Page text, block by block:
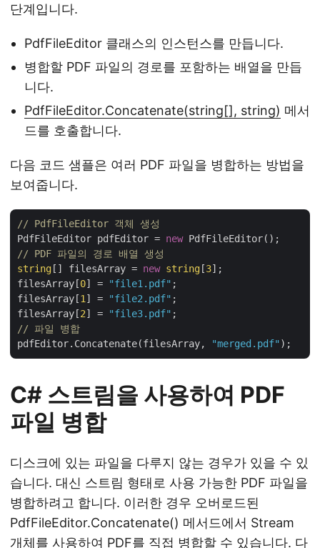
단계입니다.
PdfFileEditor 클래스의 인스턴스를 만듭니다.
병합할 PDF 파일의 경로를 포함하는 배열을 만듭
니다.
PdfFileEditor.Concatenate(string[], string) 메서
드를 호출합니다.
다음 코드 샘플은 여러 PDF 파일을 병합하는 방법을
보여줍니다.
// PdfFileEditor 객체 생성
PdfFileEditor pdfEditor = new
// PDF 파일의 경로 배열 생성
string [] filesArray = new string [3];
filesArray[0] = "file1.pdf" ;
filesArray[1 ] = "file2.pdf" ;
filesArray[2] = "file3.pdf"
// 파일 병합
pdfEditor.Concatenate(filesArray,
"merged.pdf"
C# 스트림을 사용하여 PDF
파일 병합
디스크에 있는 파일을 다루지 않는 경우가 있을 수 있
습니다. 대신 스트림 형태로 사용 가능한 PDF 파일을
병합하려고 합니다. 이러한 경우 오버로드된
PdfFileEditor.Concatenate() 메서드에서 Stream
개체를 사용하여 PDF를 직접 병합할 수 있습니다. 다